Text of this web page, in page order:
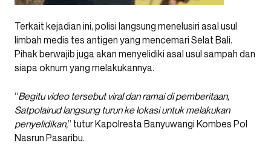
Terkait kejadian ini, polisi langsung menelusiri asal usul
limbah medis tes antigen yang mencemari Selat Bali.
Pihak berwajib juga akan menyelidiki asal usul sampah dan
siapa oknum yang melakukannya.
“Begitu video tersebut viral dan ramai di pemberitaan,
Satpolairud langsung turun ke lokasi untuk melakukan
penyelidikan,” tutur Kapolresta Banyuwangi Kombes Pol
Nasrun Pasaribu.